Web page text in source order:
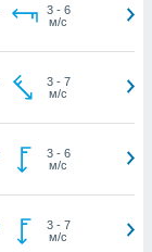
3- 6
м/с
3- 7
м/с
3- 6
м/с
3- 7
м/с